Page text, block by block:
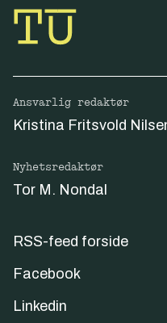
Ansvarlig redaktør
Kristina Fritsvold
Nyhetsredaktør
Tor M. Nondal
RSS-feed forside
Facebook
Linkedin